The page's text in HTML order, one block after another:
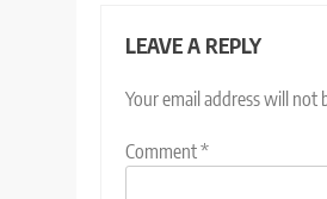
LEAVE A REPLY
Your email address will not
Comment*